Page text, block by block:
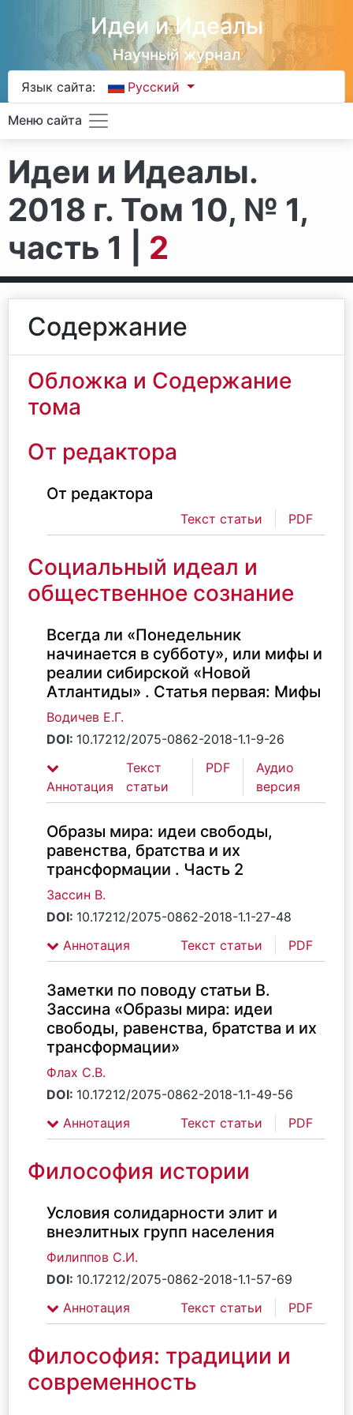
Идеи и Идеалы
Научный журнал
Язык сайта: Русский
Меню сайта
Идеи и Идеалы.
2018 г. Том 10, № 1,
часть 1 | 2
Содержание
Обложка и Содержание
тома
От редактора
От редактора
Текст статьи PDF
Социальный идеал и
общественное сознание
Всегда ли «Понедельник
начинается в субботу», или мифы и
реалии сибирской «Новой
Атлантиды» . Статья первая: Мифы
Водичев Е.Г.
DOI: 10.17212/2075-0862-2018-1.1-9-26
Аннотация
Текст
статьи
PDF
Аудио
версия
Образы мира: идеи свободы,
равенства, братства и их
трансформации . Часть 2
Зассин В.
DOI: 10.17212/2075-0862-2018-1.1-27-48
Аннотация
Текст статьи PDF
Заметки по поводу статьи В.
Зассина «Образы мира: идеи
свободы, равенства, братства и их
трансформации»
Флах С.В.
DOI: 10.17212/2075-0862-2018-1.1-49-56
Аннотация
Текст статьи PDF
Философия истории
Условия солидарности элит и
внеэлитных групп населения
Филиппов С.И.
DOI: 10.17212/2075-0862-2018-1.1-57-69
Аннотация
Текст статьи PDF
Философия: традиции и
современность